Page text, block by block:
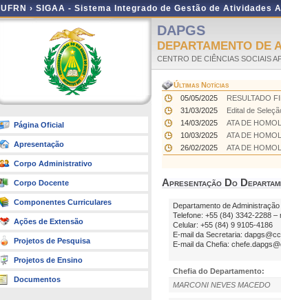
UFRN › SIGAA - Sistema Integrado de Gestão de Atividades
Página Oficial
Apresentação
Corpo Administrativo
Corpo Docente
Componentes Curriculares
Ações de Extensão
Projetos de Pesquisa
Projetos de Ensino
Documentos
DAPGS
DEPARTAMENTO DE
CENTRO DE CIÊNCIAS SOCIAIS
Últimas Notícias
05/05/2025
RESULTADO
31/03/2025
Edital de
14/03/2025
ATA DE
10/03/2025
ATA DE
26/02/2025
ATA DE
Apresentação Do
Departamento de
Telefone: +55 (84) 3342-2288 –
Celular: +55 (84) 9 9105-4186
E-mail da Secretaria:
E-mail da Chefia:
Chefia do Departamento:
MARCONI NEVES MACEDO